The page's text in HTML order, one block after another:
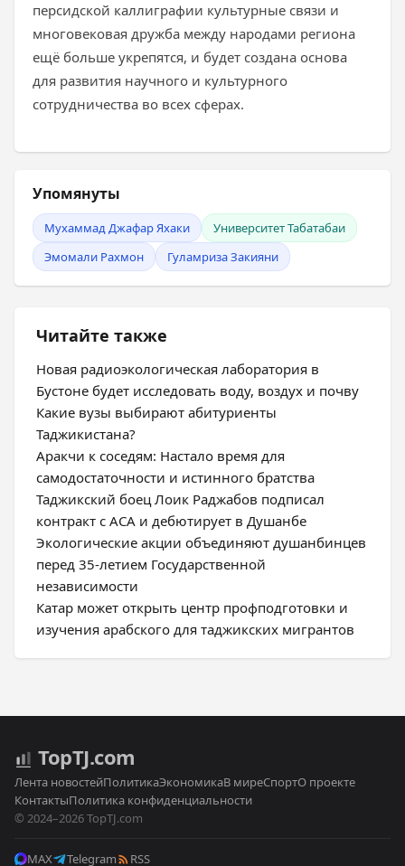
персидской каллиграфии культурные связи и
многовековая дружба между народами региона
ещё больше укрепятся, и будет создана основа
для развития научного и культурного
сотрудничества во всех сферах.
Упомянуты
Мухаммад Джафар Яхаки
Университет Табатабаи
Эмомали Рахмон
Гуламриза Закияни
Читайте также
Новая радиоэкологическая лаборатория в
Бустоне будет исследовать воду, воздух и почву
Какие вузы выбирают абитуриенты
Таджикистана?
Аракчи к соседям: Настало время для
самодостаточности и истинного братства
Таджикский боец Лоик Раджабов подписал
контракт с ACA и дебютирует в Душанбе
Экологические акции объединяют душанбинцев
перед 35-летием Государственной
независимости
Катар может открыть центр профподготовки и
изучения арабского для таджикских мигрантов
TopTJ.com
Лента новостейПолитикаЭкономикаВ миреСпортО проекте
КонтактыПолитика конфиденциальности
© 2024–2026 TopTJ.com
MAX Telegram RSS